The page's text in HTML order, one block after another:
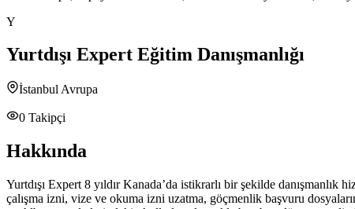
Y
Yurtdışı Expert Eğitim Danışmanlığı
İstanbul Avrupa
0 Takipçi
Hakkında
Yurtdışı Expert 8 yıldır Kanada’da istikrarlı bir şekilde
çalışma izni, vize ve okuma izni uzatma, göçmenlik başvuru